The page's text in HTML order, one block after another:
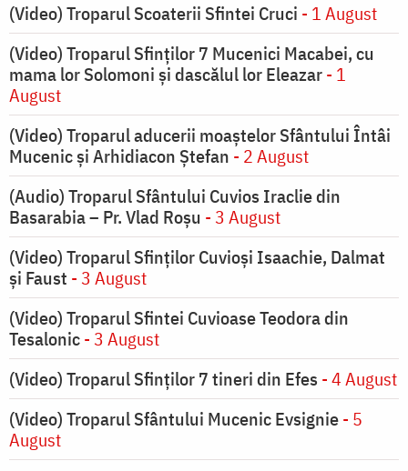
(Video) Troparul Scoaterii Sfintei Cruci - 1 August
(Video) Troparul Sfinților 7 Mucenici Macabei, cu
mama lor Solomoni și dascălul lor Eleazar- 1
August
(Video) Troparul aducerii moaștelor Sfântului Întâi
Mucenic și Arhidiacon Ștefan - 2 August
(Audio) Troparul Sfântului Cuvios Iraclie din
Basarabia – Pr. Vlad Roșu - 3 August
(Video) Troparul Sfinților Cuvioși Isaachie, Dalmat
și Faust - 3 August
(Video) Troparul Sfintei Cuvioase Teodora din
Tesalonic- 3 August
(Video) Troparul Sfinților 7 tineri din Efes - 4 August
(Video) Troparul Sfântului Mucenic Evsignie- 5
August